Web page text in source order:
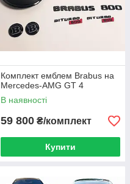
Комплект емблем Brabus на
Mercedes-AMG GT 4
В наявності
59 800 ₴/комплект
Купити